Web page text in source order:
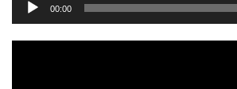
00:00